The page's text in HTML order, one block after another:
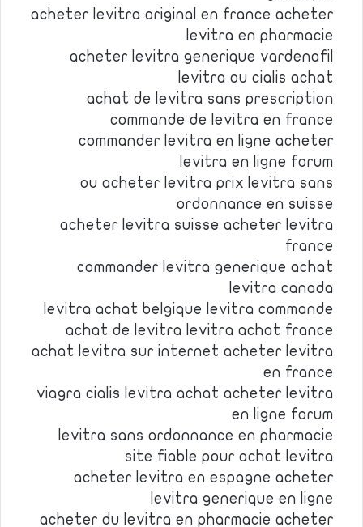
acheter levitra original en france acheter
levitra en pharmacie
acheter levitra generique vardenafil
levitra ou cialis achat
achat de levitra sans prescription
commande de levitra en france
commander levitra en ligne acheter
levitra en ligne forum
ou acheter levitra prix levitra sans
ordonnance en suisse
acheter levitra suisse acheter levitra
france
commander levitra generique achat
levitra canada
levitra achat belgique levitra commande
achat de levitra levitra achat france
achat levitra sur internet acheter levitra
en france
viagra cialis levitra achat acheter levitra
en ligne forum
levitra sans ordonnance en pharmacie
site fiable pour achat levitra
acheter levitra en espagne acheter
levitra generique en ligne
acheter du levitra en pharmacie acheter